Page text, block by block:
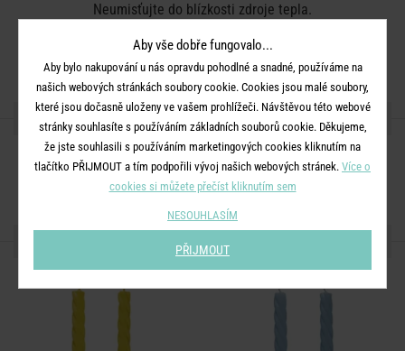
Neumisťujte do blízkosti zdroje tepla.
Plamen zhášejte. Nesfoukávejte jej.
SDÍLEJTE S PŘÁTELI
DALŠÍ PRODUKTY ZE SÉRIE
Aby vše dobře fungovalo...
Aby bylo nakupování u nás opravdu pohodlné a snadné, používáme na
našich webových stránkách soubory cookie. Cookies jsou malé soubory,
které jsou dočasně uloženy ve vašem prohlížeči. Návštěvou této webové
stránky souhlasíte s používáním základních souborů cookie. Děkujeme,
že jste souhlasili s používáním marketingových cookies kliknutím na
tlačítko PŘIJMOUT a tím podpořili vývoj našich webových stránek. Více o
cookies si můžete přečíst kliknutím sem
NESOUHLASÍM
PŘIJMOUT